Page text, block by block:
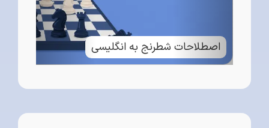
اصطلاحات شطرنج به انگلیسی